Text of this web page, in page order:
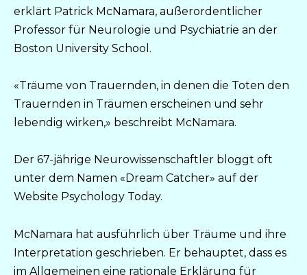
erklärt Patrick McNamara, außerordentlicher
Professor für Neurologie und Psychiatrie an der
Boston University School.
«Träume von Trauernden, in denen die Toten den
Trauernden in Träumen erscheinen und sehr
lebendig wirken,» beschreibt McNamara.
Der 67-jährige Neurowissenschaftler bloggt oft
unter dem Namen «Dream Catcher» auf der
Website Psychology Today.
McNamara hat ausführlich über Träume und ihre
Interpretation geschrieben. Er behauptet, dass es
im Allgemeinen eine rationale Erklärung für